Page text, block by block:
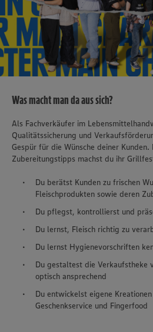
Was macht man da aus sich?
Als Fachverkäufer im
Qualitätssicherung und
Gespür für die Wünsche deiner
Zubereitungstipps machst du ihr
Du berätst Kunden zu frischen
Fleischprodukten sowie deren
Du pflegst, kontrollierst und
Du lernst, Fleisch richtig zu
Du lernst Hygienevorschriften
Du gestaltest die Verkaufstheke
optisch ansprechend
Du entwickelst eigene
Geschenkservice und Fingerfood